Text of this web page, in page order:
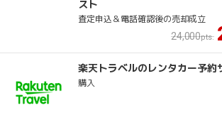
スト
査定申込＆電話確認後の売却成立
24,000
楽天トラベルのレンタカー予約
購入